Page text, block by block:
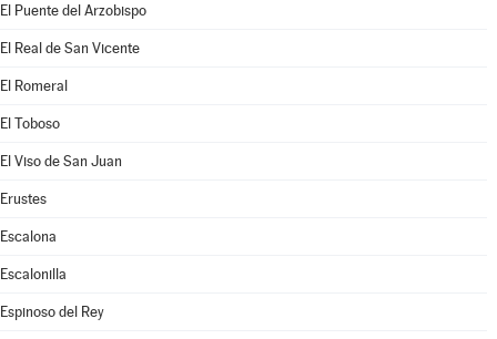
El Puente del Arzobispo
El Real de San Vicente
El Romeral
El Toboso
El Viso de San Juan
Erustes
Escalona
Escalonilla
Espinoso del Rey